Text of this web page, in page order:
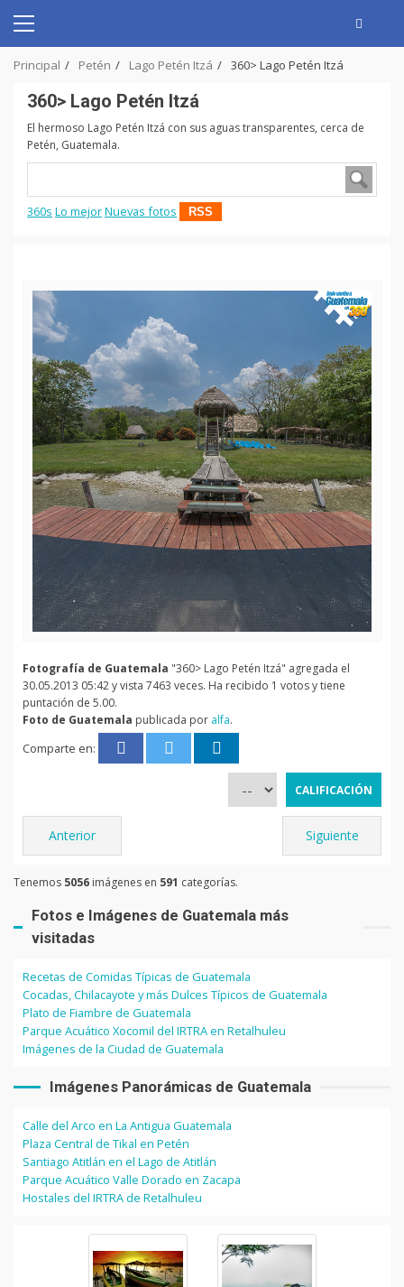
content
Primary
Principal Petén Lago Petén Itzá 360> Lago Petén Itzá
360> Lago Petén Itzá
El hermoso Lago Petén Itzá con sus aguas transparentes, cerca de
Petén, Guatemala.
360s Lo mejorNuevas fotos RSS
Fotografía de Guatemala "360> Lago Petén Itzá" agregada el
30.05.2013 05:42 y vista 7463 veces. Ha recibido 1 votos y tiene
puntación de 5.00.
Foto de Guatemala publicada por alfa.
Comparte en:
Anterior Siguiente
Tenemos 5056 imágenes en 591 categorías.
Fotos e Imágenes de Guatemala más
visitadas
Recetas de Comidas Típicas de Guatemala
Cocadas, Chilacayote y más Dulces Típicos de Guatemala
Plato de Fiambre de Guatemala
Parque Acuático Xocomil del IRTRA en Retalhuleu
Imágenes de la Ciudad de Guatemala
Imágenes Panorámicas de Guatemala
Calle del Arco en La Antigua Guatemala
Plaza Central de Tikal en Petén
Santiago Atitlán en el Lago de Atitlán
Parque Acuático Valle Dorado en Zacapa
Hostales del IRTRA de Retalhuleu